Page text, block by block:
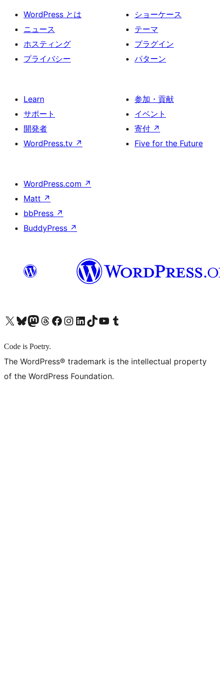
WordPress とは
ニュース
ホスティング
プライバシー
ショーケース
テーマ
プラグイン
パターン
Learn
サポート
開発者
WordPress.tv ↗
参加・貢献
イベント
寄付 ↗
Five for the Future
WordPress.com ↗
Matt ↗
bbPress ↗
BuddyPress ↗
X (旧 Twitter) アカウントへBluesky アカウントへMastodon アカウントへThreads アカウントへ Facebook ページへInstagram アカウントへ LinkedIn アカウントへTikTok アカウントへYouTube チャンネルへ Tumblr アカウントへ
Code is Poetry.
The WordPress® trademark is the intellectual property
of the WordPress Foundation.